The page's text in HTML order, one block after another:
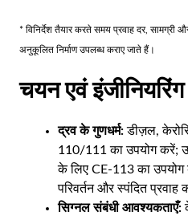
* विनिर्देश तैयार करते समय प्रवाह दर,
अनुकूलित निर्माण उपलब्ध कराए जाते हैं।
चयन एवं इंजीनियरिंग
द्रव के गुणधर्म:डीज़ल,
110/111 का उपयोग करें;
के लिए CE-113 का उपयोग
परिवर्तन और स्पंदित
सिग्नल संबंधी आवश्यकताएँ: